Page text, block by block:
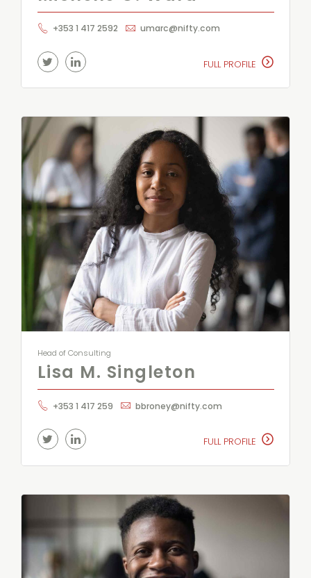
+353 1 417 2592 umarc@nifty.com
FULL PROFILE
Head of Consulting
Lisa M. Singleton
+353 1 417 259 bbroney@nifty.com
FULL PROFILE